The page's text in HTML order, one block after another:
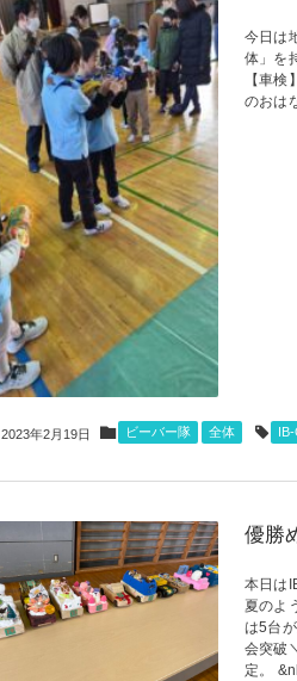
今日は
体」を
【車
のおは
2023年2月19日 ビーバー隊 全体
優勝
本日は
夏のよ
は5台
会突破
定。